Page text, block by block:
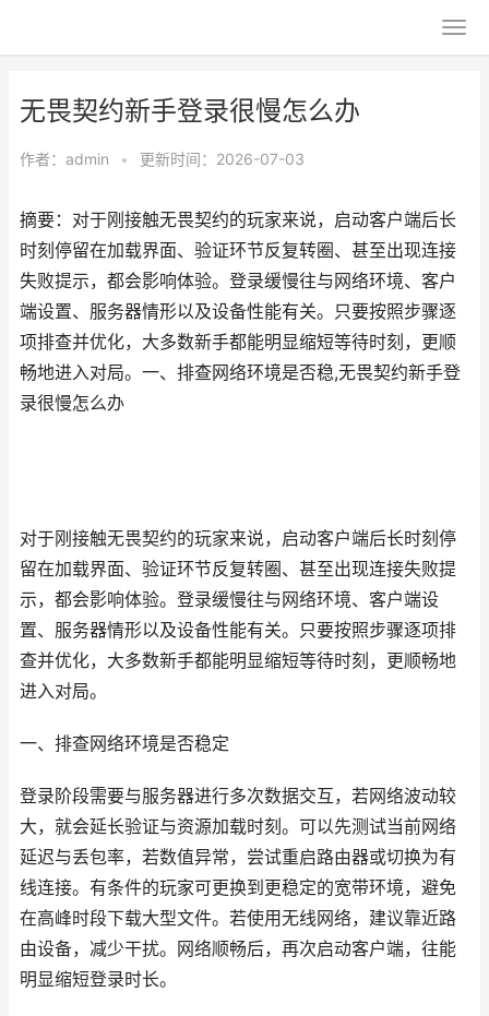
无畏契约新手登录很慢怎么办
作者： admin • 更新时间：2026-07-03
摘要：对于刚接触无畏契约的玩家来说，启动客户端后长
时刻停留在加载界面、验证环节反复转圈、甚至出现连接
失败提示，都会影响体验。登录缓慢往与网络环境、客户
端设置、服务器情形以及设备性能有关。只要按照步骤逐
项排查并优化，大多数新手都能明显缩短等待时刻，更顺
畅地进入对局。一、排查网络环境是否稳,无畏契约新手登
录很慢怎么办
对于刚接触无畏契约的玩家来说，启动客户端后长时刻停
留在加载界面、验证环节反复转圈、甚至出现连接失败提
示，都会影响体验。登录缓慢往与网络环境、客户端设
置、服务器情形以及设备性能有关。只要按照步骤逐项排
查并优化，大多数新手都能明显缩短等待时刻，更顺畅地
进入对局。
一、排查网络环境是否稳定
登录阶段需要与服务器进行多次数据交互，若网络波动较
大，就会延长验证与资源加载时刻。可以先测试当前网络
延迟与丢包率，若数值异常，尝试重启路由器或切换为有
线连接。有条件的玩家可更换到更稳定的宽带环境，避免
在高峰时段下载大型文件。若使用无线网络，建议靠近路
由设备，减少干扰。网络顺畅后，再次启动客户端，往能
明显缩短登录时长。